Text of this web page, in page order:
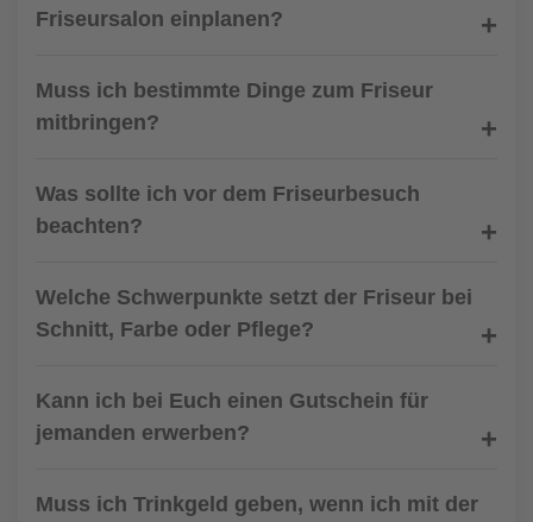
Friseursalon einplanen?
Muss ich bestimmte Dinge zum Friseur
mitbringen?
Was sollte ich vor dem Friseurbesuch
beachten?
Welche Schwerpunkte setzt der Friseur bei
Schnitt, Farbe oder Pflege?
Kann ich bei Euch einen Gutschein für
jemanden erwerben?
Muss ich Trinkgeld geben, wenn ich mit der